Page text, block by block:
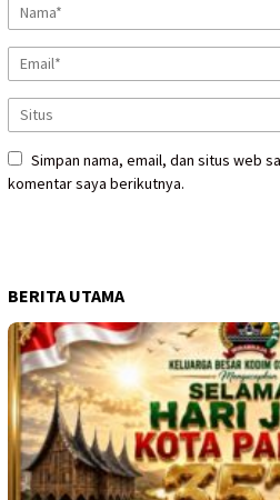
Simpan nama, email, dan situs web
komentar saya berikutnya.
BERITA UTAMA